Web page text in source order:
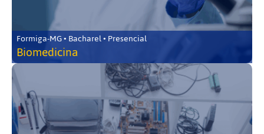
Formiga-MG • Bacharel • Presencial
Biomedicina